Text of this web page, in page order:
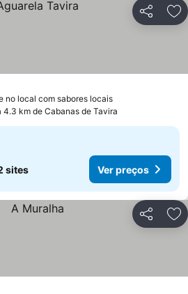
Partilhar
no local com sabores locaisVer preços
4.3 km de Cabanas de Tavira
sites Ver preços
Partilhar